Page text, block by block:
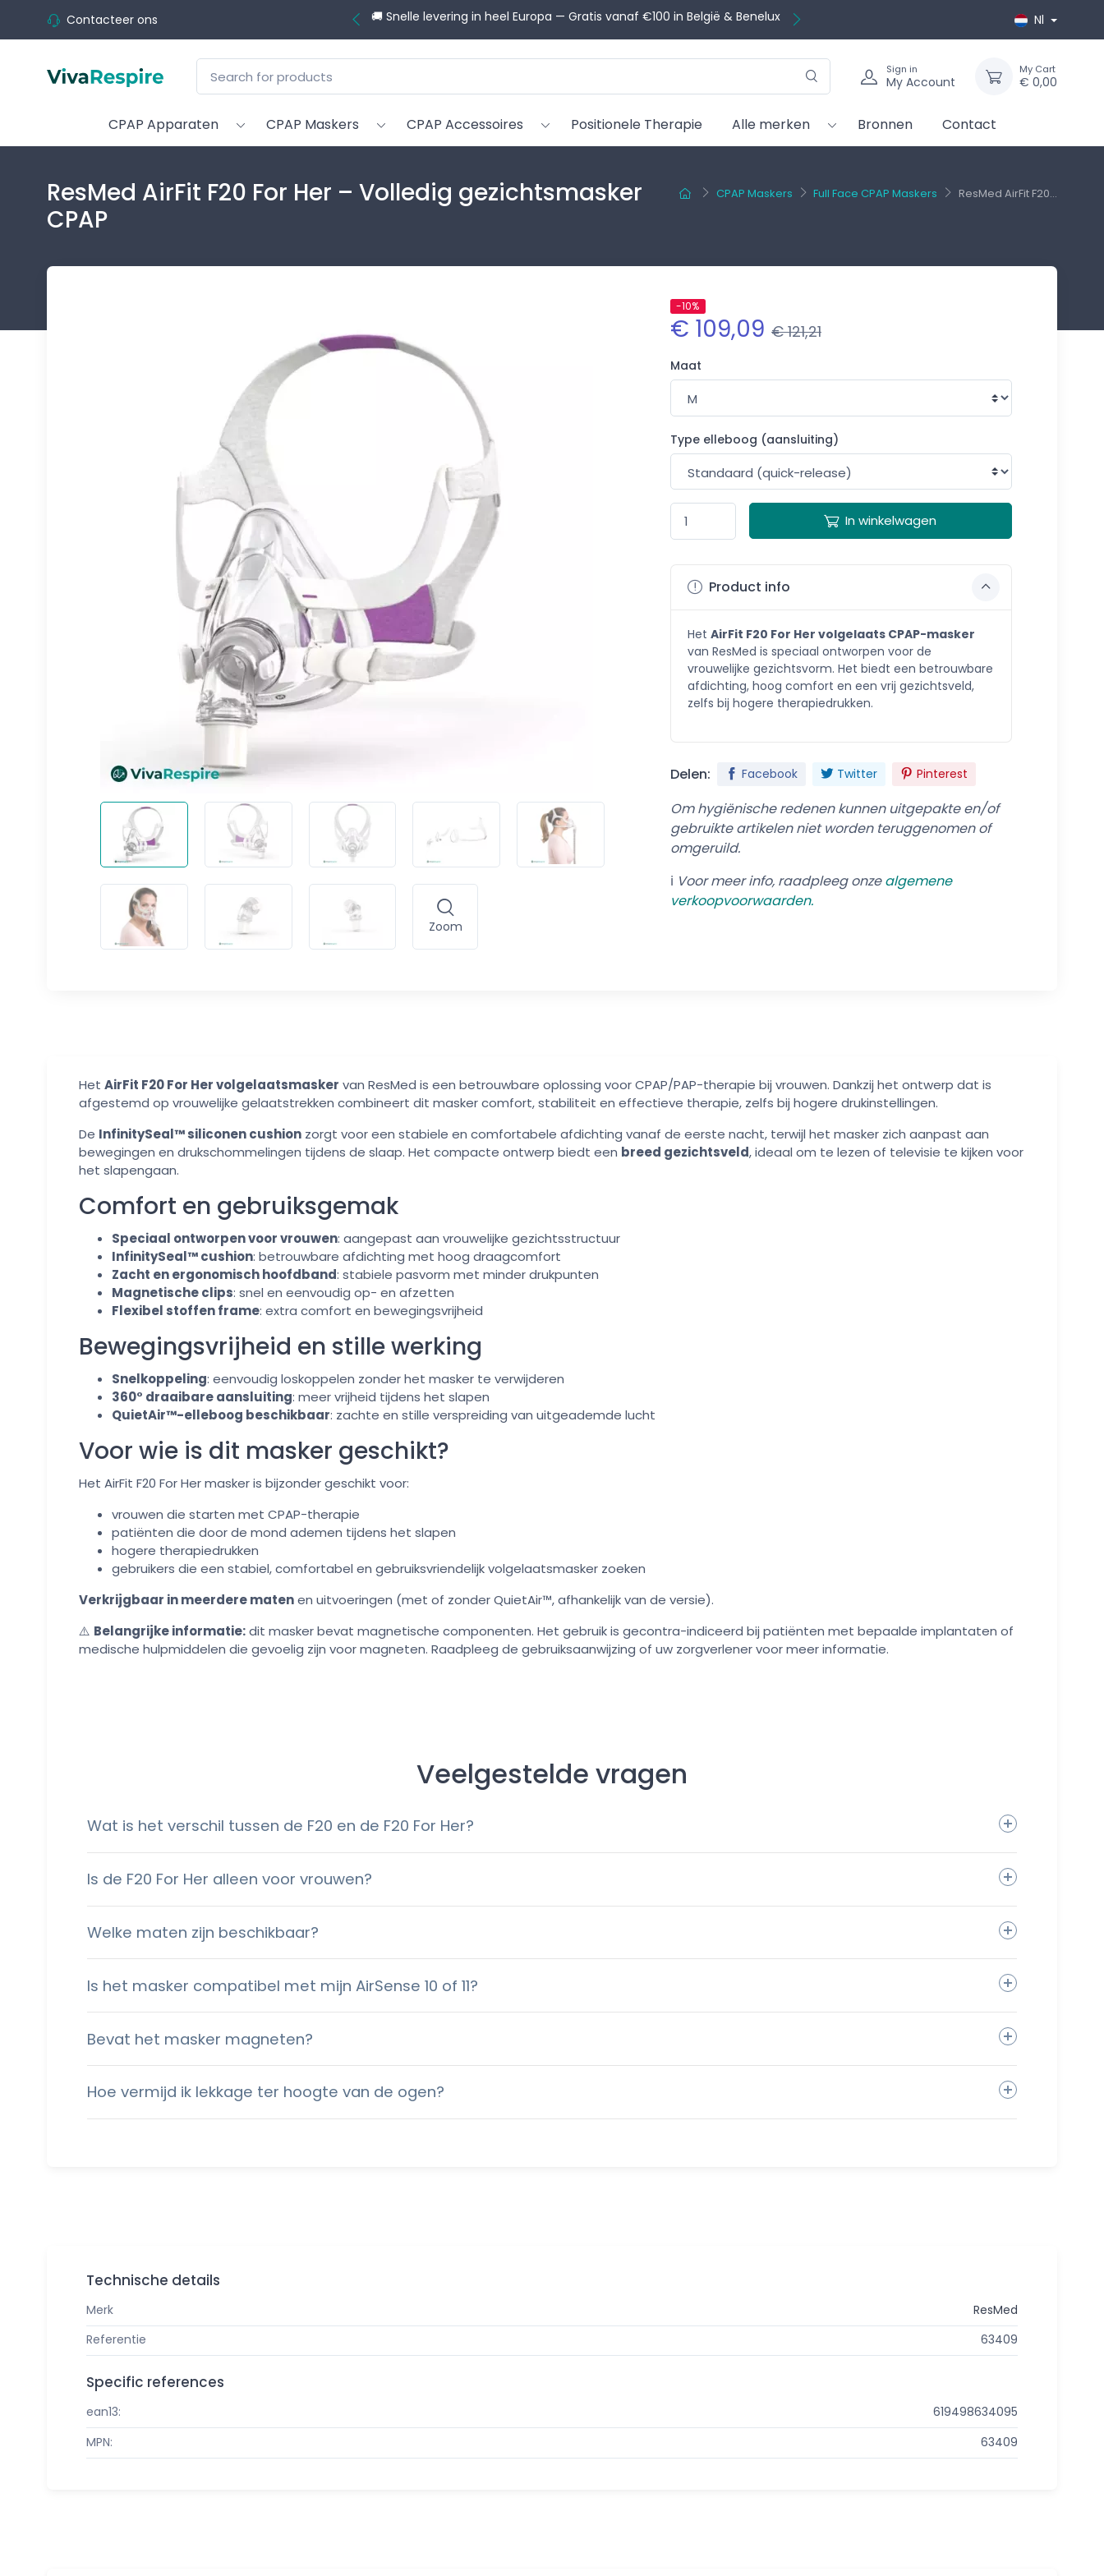
Contacteer ons 💬 Hulp nodig bij het kiezen? Onze CPAP-adviseurs helpen u gratis Nl
Sign in
My Account
My Cart
€ 0,00
CPAP Apparaten CPAP Maskers CPAP Accessoires Positionele Therapie Alle merken Bronnen Contact
CPAP Maskers Full Face CPAP Maskers ResMed AirFit F20...
ResMed AirFit F20 For Her – Volledig gezichtsmasker
CPAP
Zoom
-10%
€ 109,09 € 121,21
Maat
Type elleboog (aansluiting)
In winkelwagen
Product info
Het AirFit F20 For Her volgelaats CPAP-masker
van ResMed is speciaal ontworpen voor de
vrouwelijke gezichtsvorm. Het biedt een betrouwbare
afdichting, hoog comfort en een vrij gezichtsveld,
zelfs bij hogere therapiedrukken.
Delen: Facebook Twitter Pinterest
Om hygiënische redenen kunnen uitgepakte en/of
gebruikte artikelen niet worden teruggenomen of
omgeruild.
ℹ️ Voor meer info, raadpleeg onze algemene
verkoopvoorwaarden.
Het AirFit F20 For Her volgelaatsmasker van ResMed is een betrouwbare oplossing voor CPAP/PAP-therapie bij vrouwen. Dankzij het ontwerp dat is
afgestemd op vrouwelijke gelaatstrekken combineert dit masker comfort, stabiliteit en effectieve therapie, zelfs bij hogere drukinstellingen.
De InfinitySeal™ siliconen cushion zorgt voor een stabiele en comfortabele afdichting vanaf de eerste nacht, terwijl het masker zich aanpast aan
bewegingen en drukschommelingen tijdens de slaap. Het compacte ontwerp biedt een breed gezichtsveld, ideaal om te lezen of televisie te kijken voor
het slapengaan.
Comfort en gebruiksgemak
Speciaal ontworpen voor vrouwen: aangepast aan vrouwelijke gezichtsstructuur
InfinitySeal™ cushion: betrouwbare afdichting met hoog draagcomfort
Zacht en ergonomisch hoofdband: stabiele pasvorm met minder drukpunten
Magnetische clips: snel en eenvoudig op- en afzetten
Flexibel stoffen frame: extra comfort en bewegingsvrijheid
Bewegingsvrijheid en stille werking
Snelkoppeling: eenvoudig loskoppelen zonder het masker te verwijderen
360° draaibare aansluiting: meer vrijheid tijdens het slapen
QuietAir™-elleboog beschikbaar: zachte en stille verspreiding van uitgeademde lucht
Voor wie is dit masker geschikt?
Het AirFit F20 For Her masker is bijzonder geschikt voor:
vrouwen die starten met CPAP-therapie
patiënten die door de mond ademen tijdens het slapen
hogere therapiedrukken
gebruikers die een stabiel, comfortabel en gebruiksvriendelijk volgelaatsmasker zoeken
Verkrijgbaar in meerdere matenen uitvoeringen (met of zonder QuietAir™, afhankelijk van de versie).
⚠️ Belangrijke informatie:dit masker bevat magnetische componenten. Het gebruik is gecontra-indiceerd bij patiënten met bepaalde implantaten of
medische hulpmiddelen die gevoelig zijn voor magneten. Raadpleeg de gebruiksaanwijzing of uw zorgverlener voor meer informatie.
Veelgestelde vragen
Wat is het verschil tussen de F20 en de F20 For Her?
Is de F20 For Her alleen voor vrouwen?
Welke maten zijn beschikbaar?
Is het masker compatibel met mijn AirSense 10 of 11?
Bevat het masker magneten?
Hoe vermijd ik lekkage ter hoogte van de ogen?
Technische details
Merk
ResMed
Referentie
63409
Specific references
ean13:
619498634095
MPN:
63409